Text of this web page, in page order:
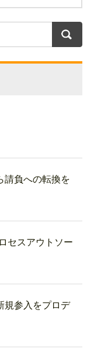
請負への転換を
セスアウトソー
規参入をプロデ